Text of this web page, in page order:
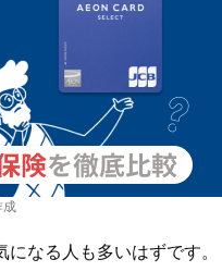
成
なる人も多いはずです。